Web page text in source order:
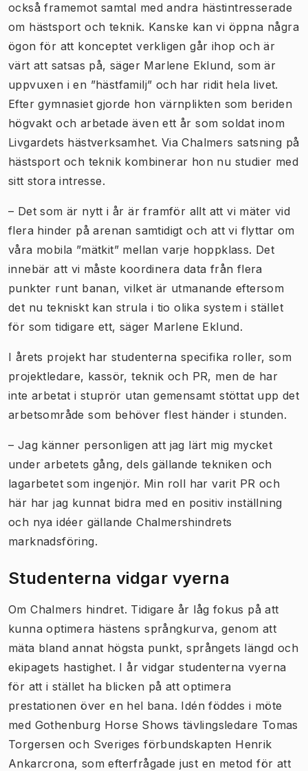
också framemot samtal med andra hästintresserade
om hästsport och teknik. Kanske kan vi öppna några
ögon för att konceptet verkligen går ihop och är
värt att satsas på, säger Marlene Eklund, som är
uppvuxen i en ”hästfamilj” och har ridit hela livet.
Efter gymnasiet gjorde hon värnplikten som beriden
högvakt och arbetade även ett år som soldat inom
Livgardets hästverksamhet. Via Chalmers satsning på
hästsport och teknik kombinerar hon nu studier med
sitt stora intresse.
– Det som är nytt i år är framför allt att vi mäter vid
flera hinder på arenan samtidigt och att vi flyttar om
våra mobila ”mätkit” mellan varje hoppklass. Det
innebär att vi måste koordinera data från flera
punkter runt banan, vilket är utmanande eftersom
det nu tekniskt kan strula i tio olika system i stället
för som tidigare ett, säger Marlene Eklund.
I årets projekt har studenterna specifika roller, som
projektledare, kassör, teknik och PR, men de har
inte arbetat i stuprör utan gemensamt stöttat upp det
arbetsområde som behöver flest händer i stunden.
– Jag känner personligen att jag lärt mig mycket
under arbetets gång, dels gällande tekniken och
lagarbetet som ingenjör. Min roll har varit PR och
här har jag kunnat bidra med en positiv inställning
och nya idéer gällande Chalmershindrets
marknadsföring.
Studenterna vidgar vyerna
Om Chalmers hindret. Tidigare år låg fokus på att
kunna optimera hästens språngkurva, genom att
mäta bland annat högsta punkt, språngets längd och
ekipagets hastighet. I år vidgar studenterna vyerna
för att i stället ha blicken på att optimera
prestationen över en hel bana. Idén föddes i möte
med Gothenburg Horse Shows tävlingsledare Tomas
Torgersen och Sveriges förbundskapten Henrik
Ankarcrona, som efterfrågade just en metod för att